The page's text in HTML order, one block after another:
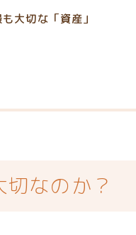
大切な「資産」
なのか？